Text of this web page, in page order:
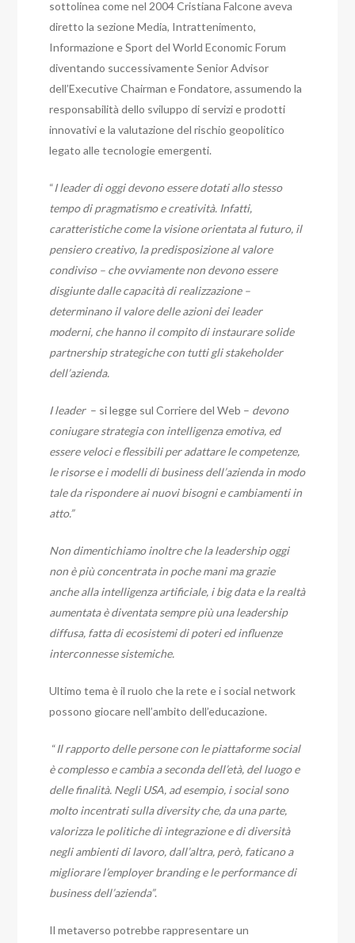
sottolinea come nel 2004 Cristiana Falcone aveva
diretto la sezione Media, Intrattenimento,
Informazione e Sport del World Economic Forum
diventando successivamente Senior Advisor
dell’Executive Chairman e Fondatore, assumendo la
responsabilità dello sviluppo di servizi e prodotti
innovativi e la valutazione del rischio geopolitico
legato alle tecnologie emergenti.
“I leader di oggi devono essere dotati allo stesso
tempo di pragmatismo e creatività. Infatti,
caratteristiche come la visione orientata al futuro, il
pensiero creativo, la predisposizione al valore
condiviso – che ovviamente non devono essere
disgiunte dalle capacità di realizzazione –
determinano il valore delle azioni dei leader
moderni, che hanno il compito di instaurare solide
partnership strategiche con tutti gli stakeholder
dell’azienda.
I leader – si legge sul Corriere del Web – devono
coniugare strategia con intelligenza emotiva, ed
essere veloci e flessibili per adattare le competenze,
le risorse e i modelli di business dell’azienda in modo
tale da rispondere ai nuovi bisogni e cambiamenti in
atto.”
Non dimentichiamo inoltre che la leadership oggi
non è più concentrata in poche mani ma grazie
anche alla intelligenza artificiale, i big data e la realtà
aumentata è diventata sempre più una leadership
diffusa, fatta di ecosistemi di poteri ed influenze
interconnesse sistemiche.
Ultimo tema è il ruolo che la rete e i social network
possono giocare nell’ambito dell’educazione.
“Il rapporto delle persone con le piattaforme social
è complesso e cambia a seconda dell’età, del luogo e
delle finalità. Negli USA, ad esempio, i social sono
molto incentrati sulla diversity che, da una parte,
valorizza le politiche di integrazione e di diversità
negli ambienti di lavoro, dall’altra, però, faticano a
migliorare l’employer branding e le performance di
business dell’azienda”.
Il metaverso potrebbe rappresentare un